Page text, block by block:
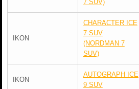
7 SUV)
IKON
CHARACTER ICE
7 SUV
(NORDMAN 7
SUV)
IKON
AUTOGRAPH ICE
9 SUV